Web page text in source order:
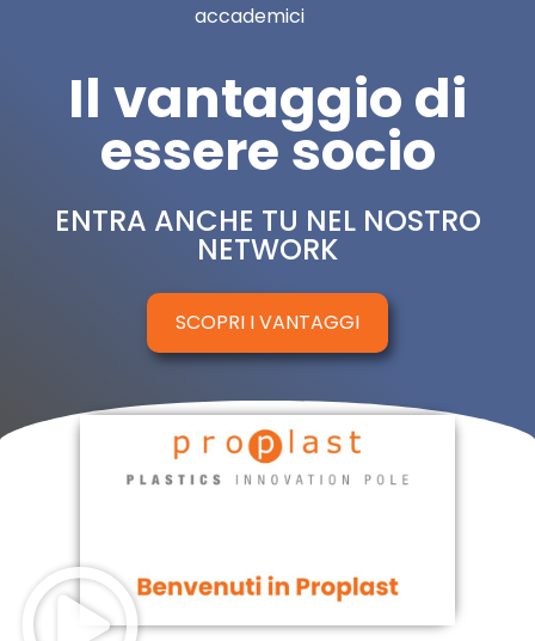
accademici
Il vantaggio di
essere socio
ENTRA ANCHE TU NEL NOSTRO
NETWORK
SCOPRI I VANTAGGI